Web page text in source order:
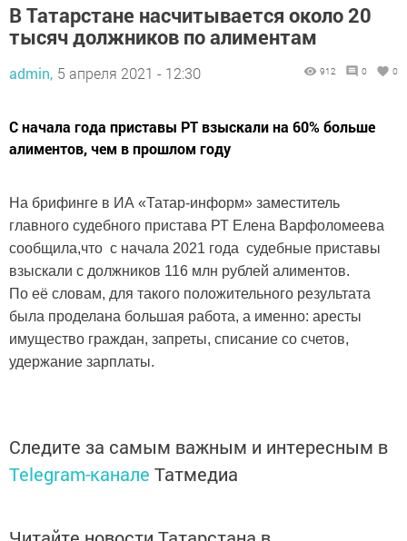
В Татарстане насчитывается около 20
тысяч должников по алиментам
admin, 5 апреля 2021 - 12:30 912 0 0
С начала года приставы РТ взыскали на 60% больше
алиментов, чем в прошлом году
На брифинге в ИА «Татар-информ» заместитель
главного судебного пристава РТ Елена Варфоломеева
сообщила,что с начала 2021 года судебные приставы
взыскали с должников 116 млн рублей алиментов.
По её словам, для такого положительного результата
была проделана большая работа, а именно: аресты
имущество граждан, запреты, списание со счетов,
удержание зарплаты.
Следите за самым важным и интересным в
Telegram-канале Татмедиа